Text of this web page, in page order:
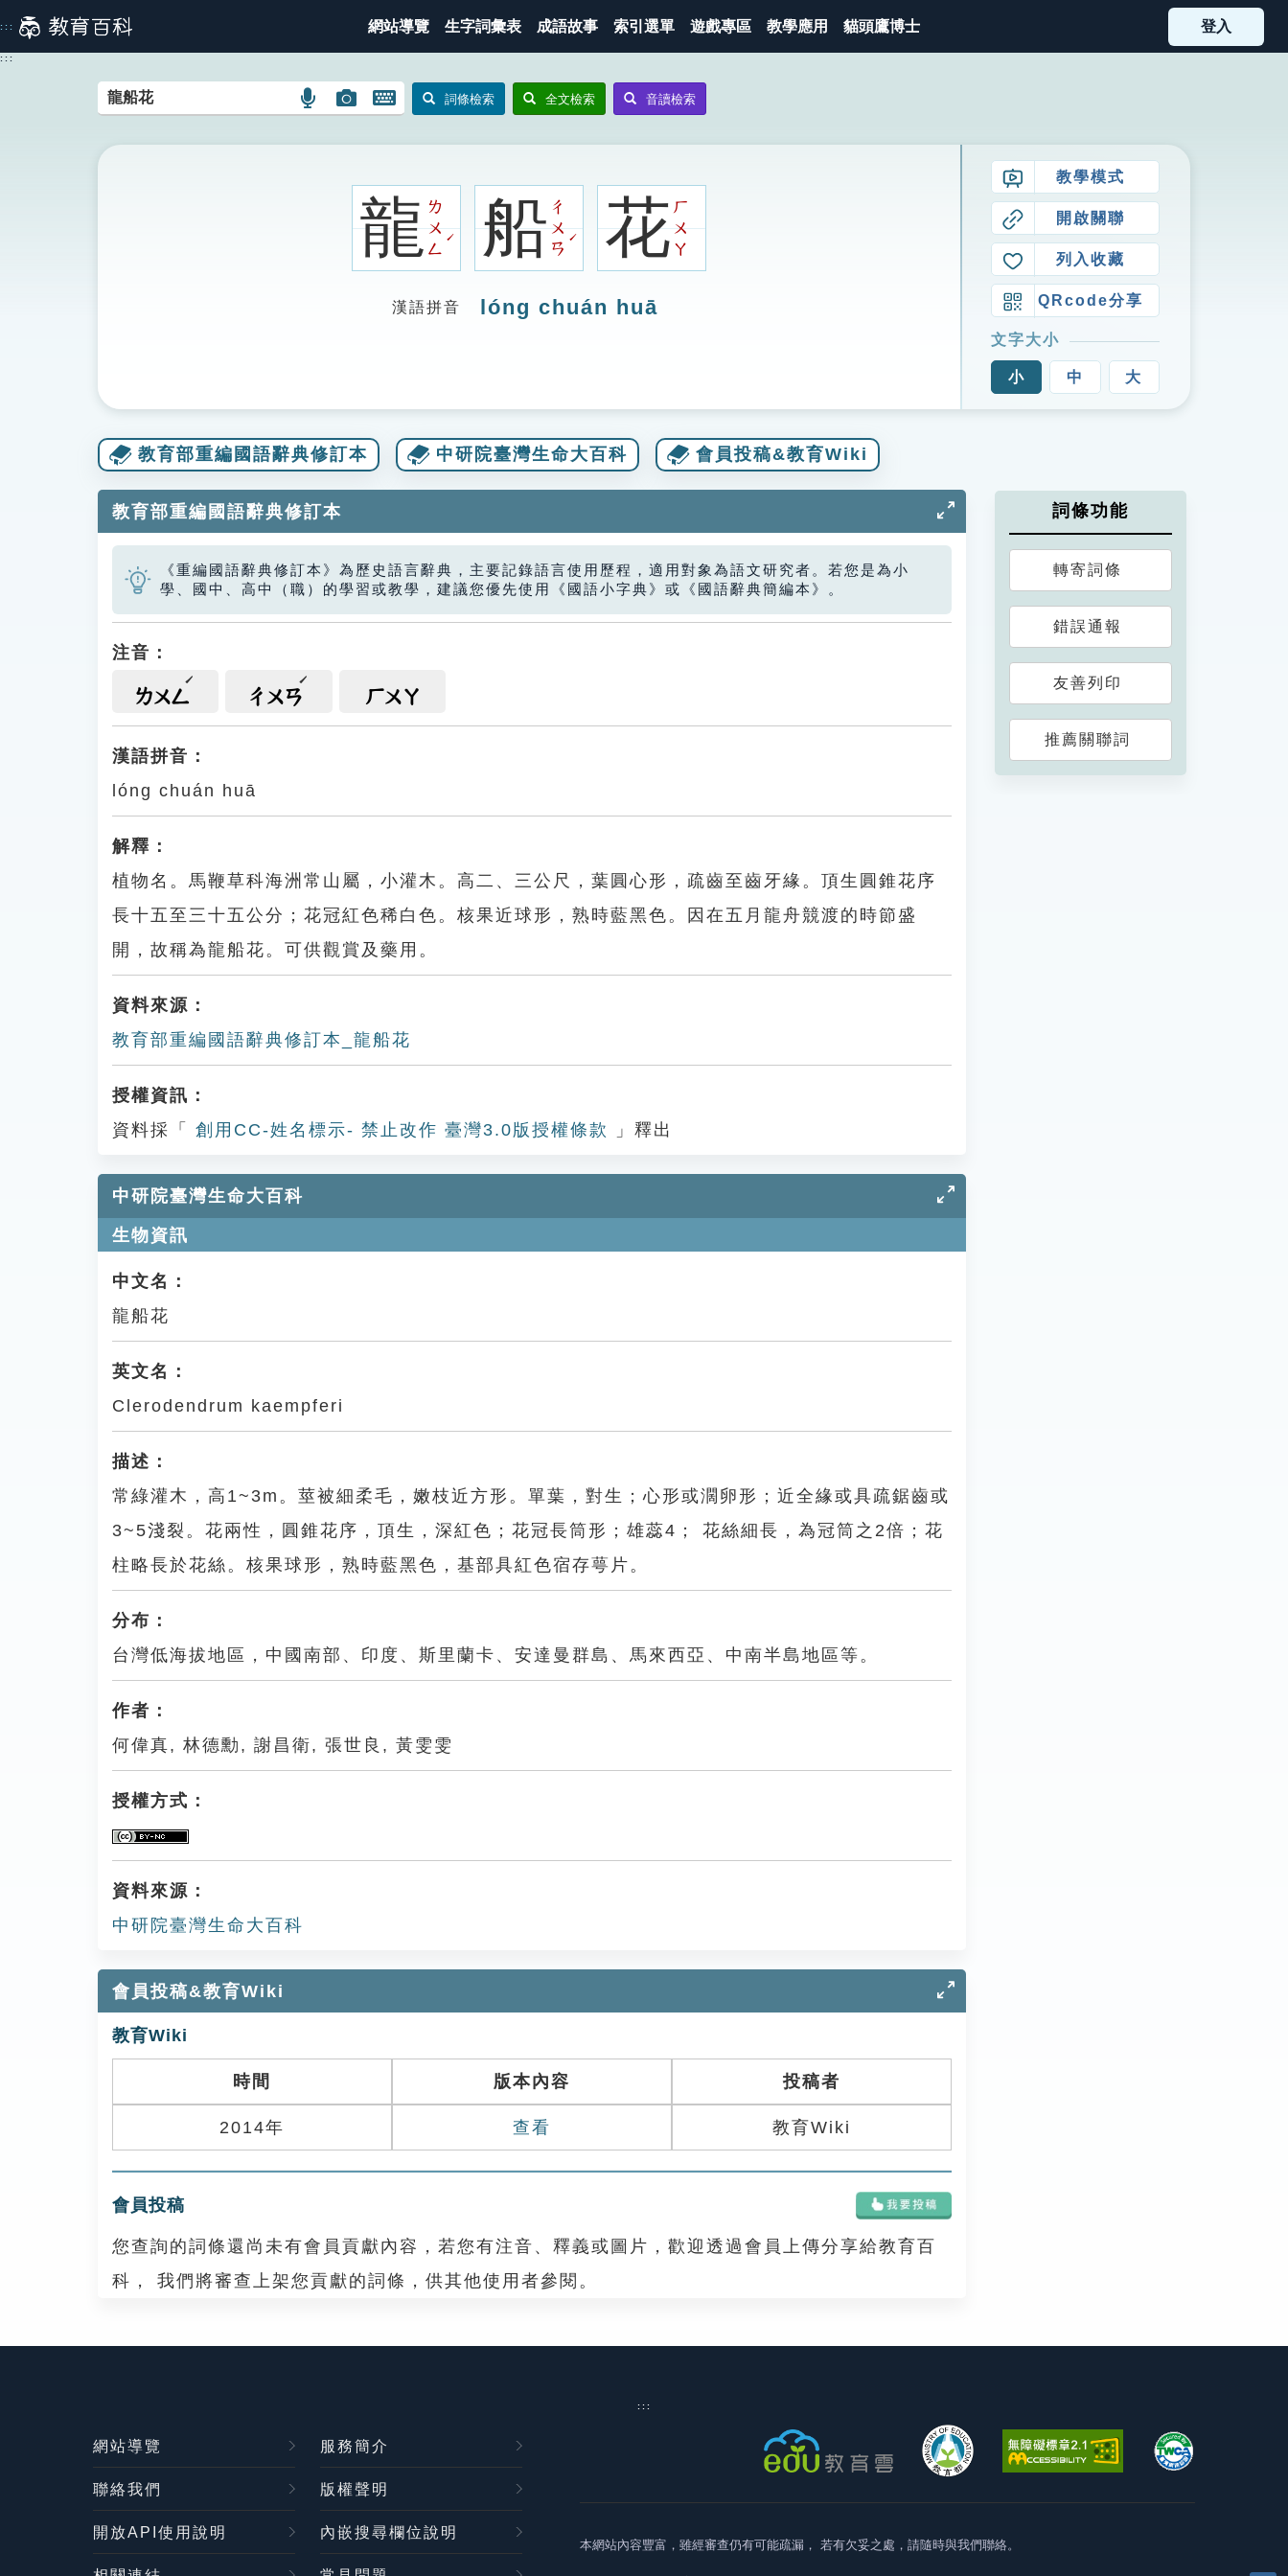
到
主
::: 網站導覽 生字詞彙表 成語故事 索引選單 遊戲專區 教學應用 貓頭鷹博士 登入
:::
語
搜
圖
搜
圖
示
開
鍵
圖
示
詞條檢索 全文檢索 音讀檢索
龍ㄌ
ㄨ
ㄥ
ˊ 船ㄔ
ㄨ
ㄢ
ˊ 花ㄏ
ㄨ
ㄚ
漢語拼音 lóng chuán huā
教學模式
開啟關聯
列入收藏
QRcode分享
文字大小
小 中 大
教育部重編國語辭典修訂本 中研院臺灣生命大百科 會員投稿&教育Wiki
教育部重編國語辭典修訂本
《重編國語辭典修訂本》為歷史語言辭典，主要記錄語言使用歷程，適用對象為語文研究者。若您是為小
學、國中、高中（職）的學習或教學，建議您優先使用《國語小字典》或《國語辭典簡編本》。
注音：
ㄌㄨㄥ ㄔㄨㄢ ㄏㄨㄚ
漢語拼音：
lóng chuán huā
解釋：
植物名。馬鞭草科海洲常山屬，小灌木。高二、三公尺，葉圓心形，疏齒至齒牙緣。頂生圓錐花序
長十五至三十五公分；花冠紅色稀白色。核果近球形，熟時藍黑色。因在五月龍舟競渡的時節盛
開，故稱為龍船花。可供觀賞及藥用。
資料來源：
教育部重編國語辭典修訂本_龍船花
授權資訊：
資料採「
創用CC-姓名標示- 禁止改作 臺灣3.0版授權條款 」釋出
中研院臺灣生命大百科
生物資訊
中文名：
龍船花
英文名：
Clerodendrum kaempferi
描述：
常綠灌木，高1~3m。莖被細柔毛，嫩枝近方形。單葉，對生；心形或濶卵形；近全緣或具疏鋸齒或
3~5淺裂。花兩性，圓錐花序，頂生，深紅色；花冠長筒形；雄蕊4； 花絲細長，為冠筒之2倍；花
柱略長於花絲。核果球形，熟時藍黑色，基部具紅色宿存萼片。
分布：
台灣低海拔地區，中國南部、印度、斯里蘭卡、安達曼群島、馬來西亞、中南半島地區等。
作者：
何偉真, 林德勳, 謝昌衛, 張世良, 黃雯雯
授權方式：
資料來源：
中研院臺灣生命大百科
會員投稿&教育Wiki
教育Wiki
時間 版本內容 投稿者
2014年 查看 教育Wiki
會員投稿
您查詢的詞條還尚未有會員貢獻內容，若您有注音、釋義或圖片，歡迎透過會員上傳分享給教育百
科， 我們將審查上架您貢獻的詞條，供其他使用者參閱。
詞條功能
轉寄詞條
錯誤通報
友善列印
推薦關聯詞
:::
網站導覽 服務簡介
聯絡我們 版權聲明
開放API使用說明 內嵌搜尋欄位說明
本網站內容豐富，雖經審查仍有可能疏漏， 若有欠妥之處，請隨時與我們聯絡。